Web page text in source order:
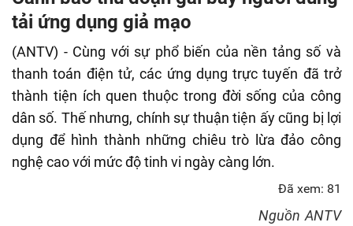
tải ứng dụng giả mạo
(ANTV) - Cùng với sự phổ biến của nền tảng số và
thanh toán điện tử, các ứng dụng trực tuyến đã trở
thành tiện ích quen thuộc trong đời sống của công
dân số. Thế nhưng, chính sự thuận tiện ấy cũng bị lợi
dụng để hình thành những chiêu trò lừa đảo công
nghệ cao với mức độ tinh vi ngày càng lớn.
Đã xem: 81
Nguồn ANTV